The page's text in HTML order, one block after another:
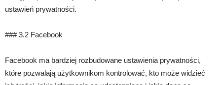
ustawień prywatności.
### 3.2 Facebook
Facebook ma bardziej rozbudowane ustawienia prywatności,
które pozwalają użytkownikom kontrolować, kto może widzieć